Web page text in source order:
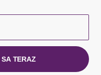
zvyčajne doručené
dní.
TERAZ